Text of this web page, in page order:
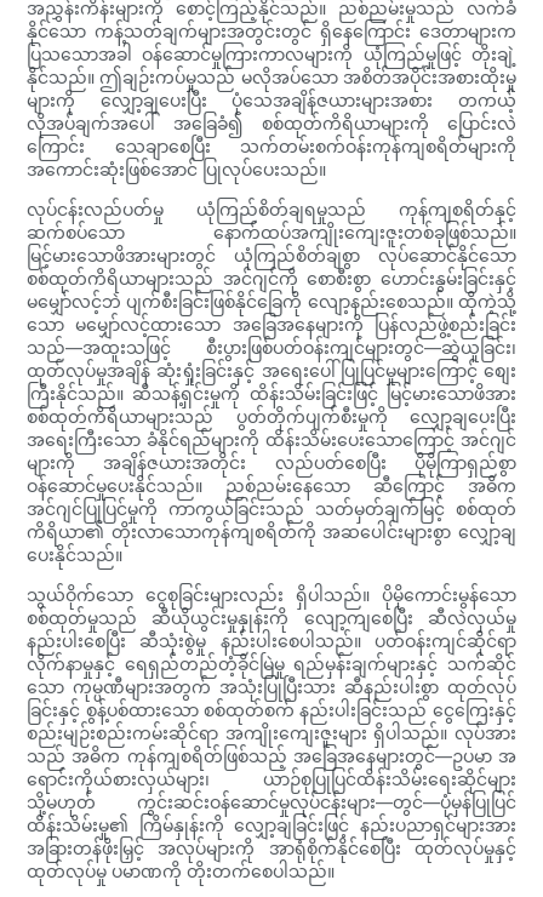
အညွှန်းကိန်းများကို စောင့်ကြည့်နိုင်သည်။ ညစ်ညမ်းမှုသည် လက်ခံ
နိုင်သော ကန့်သတ်ချက်များအတွင်းတွင် ရှိနေကြောင်း ဒေတာများက
ပြသသောအခါ ဝန်ဆောင်မှုကြားကာလများကို ယုံကြည်မှုဖြင့် တိုးချဲ့
နိုင်သည်။ ဤချဉ်းကပ်မှုသည် မလိုအပ်သော အစိတ်အပိုင်းအစားထိုးမှု
များကို လျှော့ချပေးပြီး ပုံသေအချိန်ဇယားများအစား တကယ့်
လိုအပ်ချက်အပေါ် အခြေခံ၍ စစ်ထုတ်ကိရိယာများကို ပြောင်းလဲ
ကြောင်း သေချာစေပြီး သက်တမ်းစက်ဝန်းကုန်ကျစရိတ်များကို
အကောင်းဆုံးဖြစ်အောင် ပြုလုပ်ပေးသည်။
လုပ်ငန်းလည်ပတ်မှု ယုံကြည်စိတ်ချရမှုသည် ကုန်ကျစရိတ်နှင့်
ဆက်စပ်သော နောက်ထပ်အကျိုးကျေးဇူးတစ်ခုဖြစ်သည်။
မြင့်မားသောဖိအားများတွင် ယုံကြည်စိတ်ချစွာ လုပ်ဆောင်နိုင်သော
စစ်ထုတ်ကိရိယာများသည် အင်ဂျင်ကို စောစီးစွာ ဟောင်းနွမ်းခြင်းနှင့်
မမျှော်လင့်ဘဲ ပျက်စီးခြင်းဖြစ်နိုင်ခြေကို လျော့နည်းစေသည်။ ထိုကဲ့သို့
သော မမျှော်လင့်ထားသော အခြေအနေများကို ပြန်လည်ဖွဲ့စည်းခြင်း
သည်—အထူးသဖြင့် စီးပွားဖြစ်ပတ်ဝန်းကျင်များတွင်—ဆွဲယူခြင်း၊
ထုတ်လုပ်မှုအချိန် ဆုံးရှုံးခြင်းနှင့် အရေးပေါ်ပြုပြင်မှုများကြောင့် စျေး
ကြီးနိုင်သည်။ ဆီသန့်ရှင်းမှုကို ထိန်းသိမ်းခြင်းဖြင့် မြင့်မားသောဖိအား
စစ်ထုတ်ကိရိယာများသည် ပွတ်တိုက်ပျက်စီးမှုကို လျှော့ချပေးပြီး
အရေးကြီးသော ခံနိုင်ရည်များကို ထိန်းသိမ်းပေးသောကြောင့် အင်ဂျင်
များကို အချိန်ဇယားအတိုင်း လည်ပတ်စေပြီး ပိုမိုကြာရှည်စွာ
ဝန်ဆောင်မှုပေးနိုင်သည်။ ညစ်ညမ်းနေသော ဆီကြောင့် အဓိက
အင်ဂျင်ပြုပြင်မှုကို ကာကွယ်ခြင်းသည် သတ်မှတ်ချက်မြင့် စစ်ထုတ်
ကိရိယာ၏ တိုးလာသောကုန်ကျစရိတ်ကို အဆပေါင်းများစွာ လျှော့ချ
ပေးနိုင်သည်။
သွယ်ဝိုက်သော ငွေစုခြင်းများလည်း ရှိပါသည်။ ပိုမိုကောင်းမွန်သော
စစ်ထုတ်မှုသည် ဆီယိုယွင်းမှုနှုန်းကို လျော့ကျစေပြီး ဆီလဲလှယ်မှု
နည်းပါးစေပြီး ဆီသုံးစွဲမှု နည်းပါးစေပါသည်။ ပတ်ဝန်းကျင်ဆိုင်ရာ
လိုက်နာမှုနှင့် ရေရှည်တည်တံ့ခိုင်မြဲမှု ရည်မှန်းချက်များနှင့် သက်ဆိုင်
သော ကုမ္ပဏီများအတွက် အသုံးပြုပြီးသား ဆီနည်းပါးစွာ ထုတ်လုပ်
ခြင်းနှင့် စွန့်ပစ်ထားသော စစ်ထုတ်စက် နည်းပါးခြင်းသည် ငွေကြေးနှင့်
စည်းမျဉ်းစည်းကမ်းဆိုင်ရာ အကျိုးကျေးဇူးများ ရှိပါသည်။ လုပ်အား
သည် အဓိက ကုန်ကျစရိတ်ဖြစ်သည့် အခြေအနေများတွင်—ဥပမာ အ
ရောင်းကိုယ်စားလှယ်များ၊ ယာဉ်စုပြုပြင်ထိန်းသိမ်းရေးဆိုင်များ
သို့မဟုတ် ကွင်းဆင်းဝန်ဆောင်မှုလုပ်ငန်းများ—တွင်—ပုံမှန်ပြုပြင်
ထိန်းသိမ်းမှု၏ ကြိမ်နှုန်းကို လျှော့ချခြင်းဖြင့် နည်းပညာရှင်များအား
အခြားတန်ဖိုးမြှင့် အလုပ်များကို အာရုံစိုက်နိုင်စေပြီး ထုတ်လုပ်မှုနှင့်
ထုတ်လုပ်မှု ပမာဏကို တိုးတက်စေပါသည်။